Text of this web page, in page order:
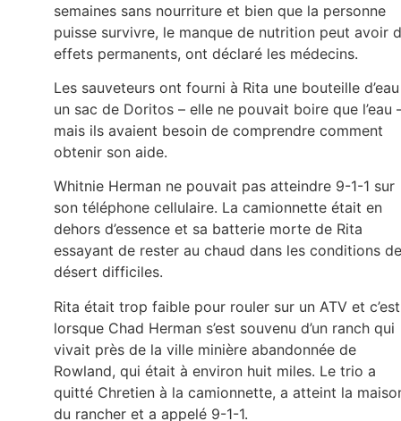
semaines sans nourriture et bien que la personne
puisse survivre, le manque de nutrition peut avoir
effets permanents, ont déclaré les médecins.
Les sauveteurs ont fourni à Rita une bouteille
un sac de Doritos – elle ne pouvait boire que l’eau
mais ils avaient besoin de comprendre comment
obtenir son aide.
Whitnie Herman ne pouvait pas atteindre 9-1-1 sur
son téléphone cellulaire. La camionnette était en
dehors d’essence et sa batterie morte de Rita
essayant de rester au chaud dans les conditions de
désert difficiles.
Rita était trop faible pour rouler sur un ATV et c’est
lorsque Chad Herman s’est souvenu d’un ranch qui
vivait près de la ville minière abandonnée de
Rowland, qui était à environ huit miles. Le trio a
quitté Chretien à la camionnette, a atteint la
du rancher et a appelé 9-1-1.